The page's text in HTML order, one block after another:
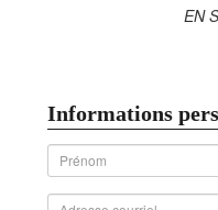
EN
Informations